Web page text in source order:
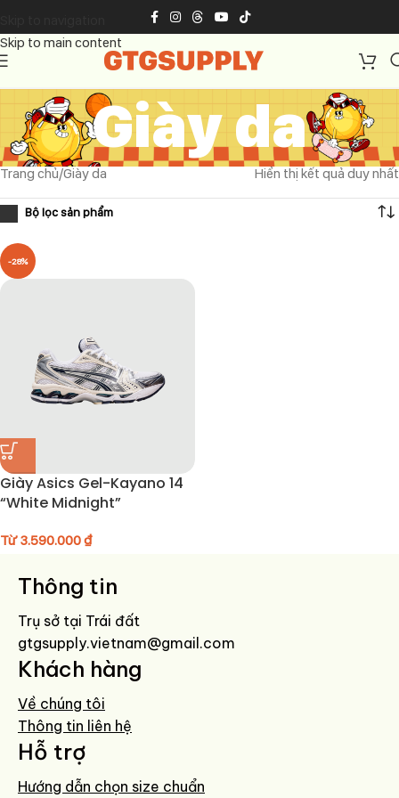
Skip to main content
Giày da
Trang chủ Giày da Hiển thị kết quả duy nhất
-28%
Giày Asics Gel-Kayano 14
“White Midnight”
Từ3.590.000₫
Thông tin
Trụ sở tại Trái đất
gtgsupply.vietnam@gmail.com
Khách hàng
Về chúng tôi
Thông tin liên hệ
Hỗ trợ
Hướng dẫn chọn size chuẩn